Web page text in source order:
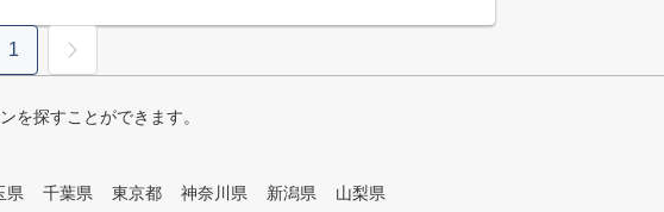
1
を探すことができます。
県 千葉県 東京都 神奈川県 新潟県 山梨県